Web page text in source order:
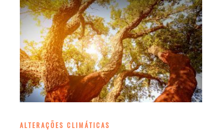
ALTERAÇÕES CLIMÁTICAS